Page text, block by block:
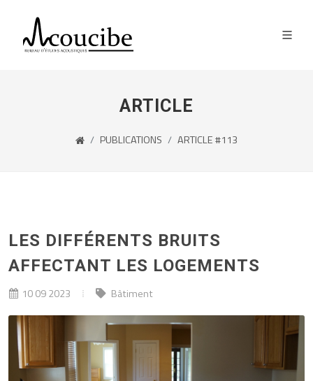
ARTICLE
PUBLICATIONS ARTICLE #113
LES DIFFÉRENTS BRUITS
AFFECTANT LES LOGEMENTS
10 09 2023 Bâtiment